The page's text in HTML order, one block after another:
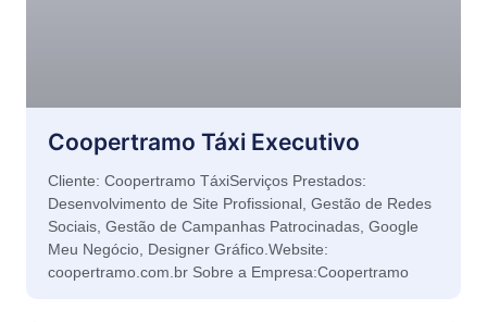
Coopertramo Táxi Executivo
Cliente: Coopertramo TáxiServiços Prestados:
Desenvolvimento de Site Profissional, Gestão de Redes
Sociais, Gestão de Campanhas Patrocinadas, Google
Meu Negócio, Designer Gráfico.Website:
coopertramo.com.br Sobre a Empresa:Coopertramo